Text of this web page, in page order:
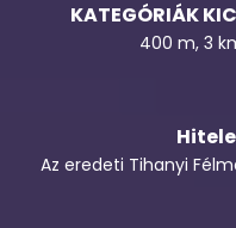
KATEGÓRIÁK
400 m, 3
Az eredeti Tihanyi